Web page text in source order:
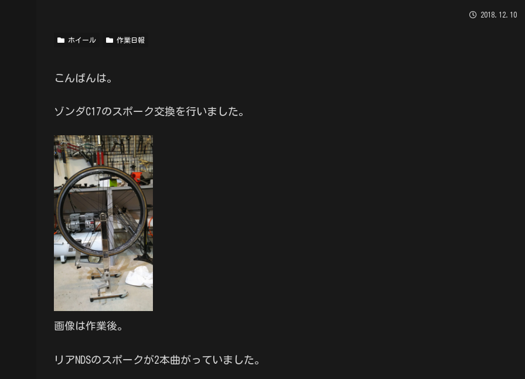
2018.12.10
ホイール 作業日報
こんばんは。
ゾンダC17のスポーク交換を行いました。
画像は作業後。
リアNDSのスポークが2本曲がっていました。